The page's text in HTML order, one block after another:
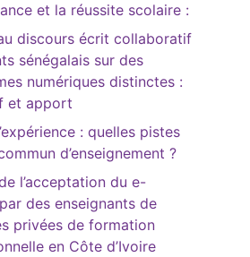
et la réussite scolaire :
discours écrit collaboratif
sénégalais sur des
numériques distinctes :
et apport
: quelles pistes
d’enseignement ?
l’acceptation du e-
des enseignants de
privées de formation
en Côte d’Ivoire